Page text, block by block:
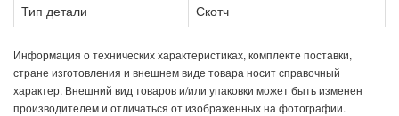
Тип детали
Скотч
Информация о технических характеристиках, комплекте поставки,
стране изготовления и внешнем виде товара носит справочный
характер. Внешний вид товаров и/или упаковки может быть изменен
производителем и отличаться от изображенных на фотографии.